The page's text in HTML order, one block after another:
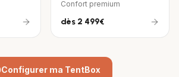
Confort premium
dès 2 499€
Configurer ma TentBox